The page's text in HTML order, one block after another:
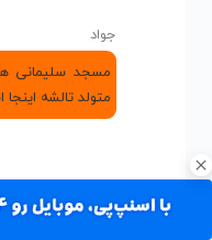
جواد
مسجد سلیمانی
متولد تالشه
تک دختر